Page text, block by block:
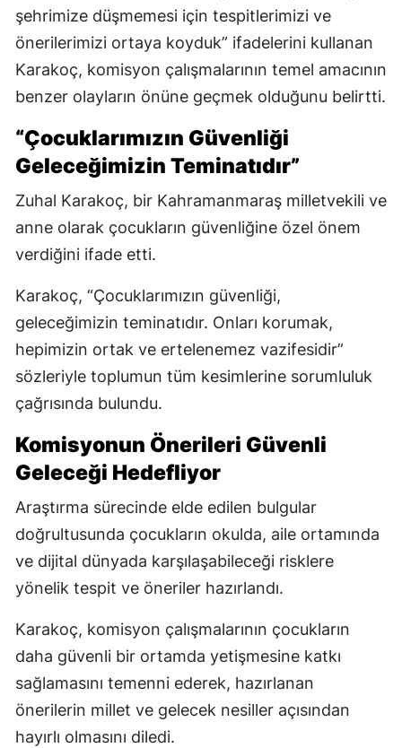
şehrimize düşmemesi için tespitlerimizi ve
önerilerimizi ortaya koyduk” ifadelerini kullanan
Karakoç, komisyon çalışmalarının temel amacının
benzer olayların önüne geçmek olduğunu belirtti.
“Çocuklarımızın Güvenliği
Geleceğimizin Teminatıdır”
Zuhal Karakoç, bir Kahramanmaraş milletvekili ve
anne olarak çocukların güvenliğine özel önem
verdiğini ifade etti.
Karakoç, “Çocuklarımızın güvenliği,
geleceğimizin teminatıdır. Onları korumak,
hepimizin ortak ve ertelenemez vazifesidir”
sözleriyle toplumun tüm kesimlerine sorumluluk
çağrısında bulundu.
Komisyonun Önerileri Güvenli
Geleceği Hedefliyor
Araştırma sürecinde elde edilen bulgular
doğrultusunda çocukların okulda, aile ortamında
ve dijital dünyada karşılaşabileceği risklere
yönelik tespit ve öneriler hazırlandı.
Karakoç, komisyon çalışmalarının çocukların
daha güvenli bir ortamda yetişmesine katkı
sağlamasını temenni ederek, hazırlanan
önerilerin millet ve gelecek nesiller açısından
hayırlı olmasını diledi.